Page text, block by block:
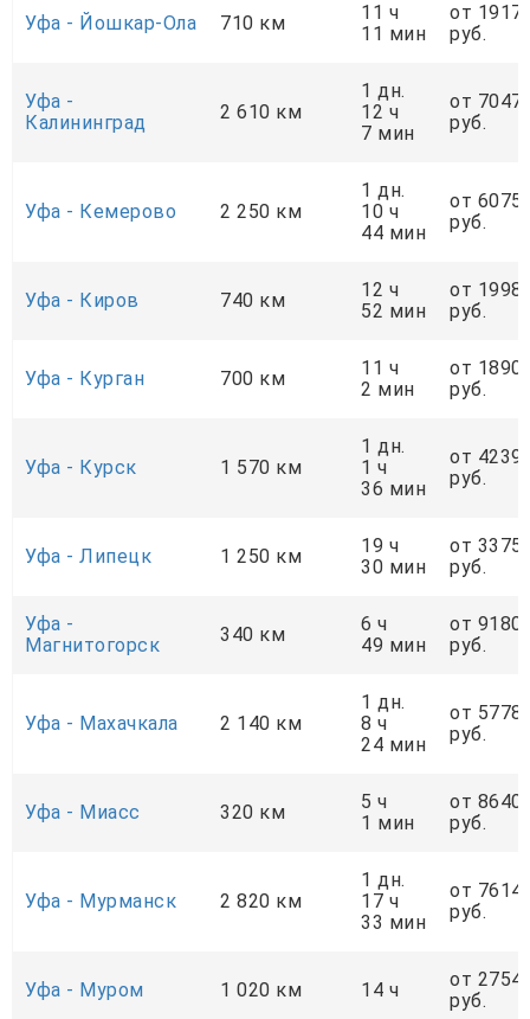
Уфа - Йошкар-Ола 710 км
11 ч
11 мин
от
руб.
Уфа -
Калининград
2 610 км
1 дн.
12 ч
7 мин
от
руб.
Уфа - Кемерово 2 250 км
1 дн.
10 ч
44 мин
от
руб.
Уфа - Киров 740 км
12 ч
52 мин
от
руб.
Уфа - Курган 700 км
11 ч
2 мин
от
руб.
Уфа - Курск 1 570 км
1 дн.
1 ч
36 мин
от
руб.
Уфа - Липецк 1 250 км
19 ч
30 мин
от
руб.
Уфа -
Магнитогорск
340 км
6 ч
49 мин
от 9180
руб.
Уфа - Махачкала 2 140 км
1 дн.
8 ч
24 мин
от
руб.
Уфа - Миасс 320 км
5 ч
1 мин
от 8640
руб.
Уфа - Мурманск 2 820 км
1 дн.
17 ч
33 мин
от
руб.
Уфа - Муром 1 020 км 14 ч
от
руб.